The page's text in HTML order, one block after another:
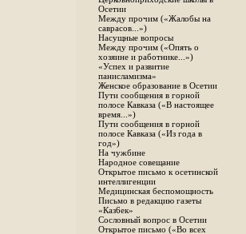
Осетии
Между прочим («Жалобы на
саврасов...»)
Насущные вопросы
Между прочим («Опять о
хозяине и работнике...»)
«Успех и развитие
панисламизма»
Женское образование в Осетии
Пути сообщения в горной
полосе Кавказа («В настоящее
время...»)
Пути сообщения в горной
полосе Кавказа («Из года в
год»)
На чужбине
Народное совещание
Открытое письмо к осетинской
интеллигенции
Медицинская беспомощность
Письмо в редакцию газеты
«Каз6ек»
Сословный вопрос в Осетии
Открытое письмо («Во всех